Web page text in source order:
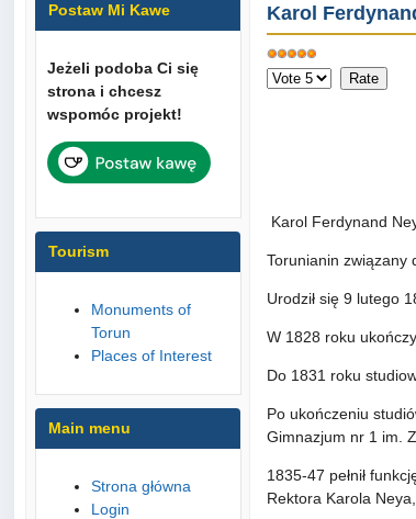
Postaw Mi Kawe
Jeżeli podoba Ci się
strona i chcesz
wspomóc projekt!
Tourism
Monuments of
Torun
Places of Interest
Main menu
Strona główna
Login
Karol
User
Rating:5/5
Please
Karol Ferdynand
Torunianin związany
Urodził się 9 lutego
W 1828 roku
Do 1831 roku
Po ukończeniu
Gimnazjum nr 1 im.
1835-47 pełnił
Rektora Karola